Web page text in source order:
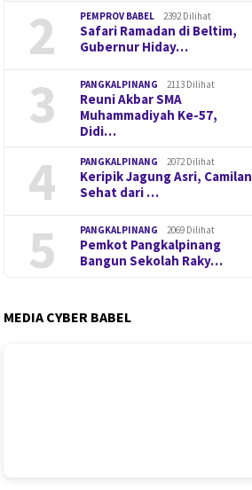
2 PEMPROV BABEL 2392 Dilihat
Safari Ramadan di Beltim,
Gubernur Hiday…
3 PANGKALPINANG 2113 Dilihat
Reuni Akbar SMA
Muhammadiyah Ke-57,
Didi…
4 PANGKALPINANG 2072 Dilihat
Keripik Jagung Asri, Camilan
Sehat dari …
5 PANGKALPINANG 2069 Dilihat
Pemkot Pangkalpinang
Bangun Sekolah Raky…
MEDIA CYBER BABEL